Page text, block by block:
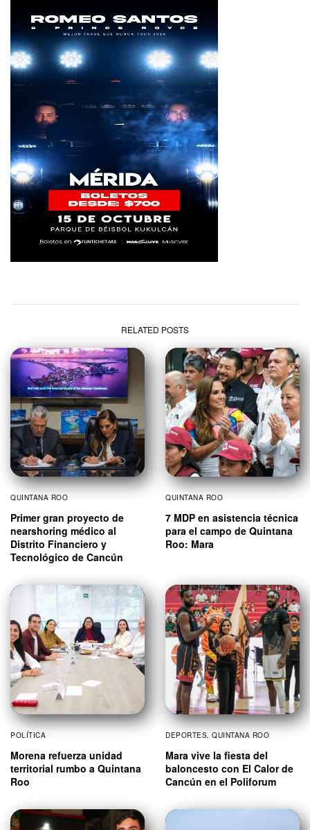
RELATED POSTS
QUINTANA ROO
Primer gran proyecto de
nearshoring médico al
Distrito Financiero y
Tecnológico de Cancún
QUINTANA ROO
7 MDP en asistencia técnica
para el campo de Quintana
Roo: Mara
POLÍTICA
Morena refuerza unidad
territorial rumbo a Quintana
Roo
DEPORTES QUINTANA ROO
Mara vive la fiesta del
baloncesto con El Calor de
Cancún en el Poliforum